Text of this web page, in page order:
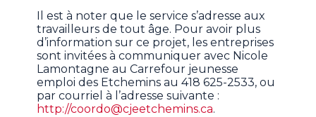
Il est à noter que le service s’adresse aux
travailleurs de tout âge. Pour avoir plus
d’information sur ce projet, les entreprises
sont invitées à communiquer avec Nicole
Lamontagne au Carrefour jeunesse
emploi des Etchemins au 418 625-2533, ou
par courriel à l’adresse suivante :
http://coordo@cjeetchemins.ca.